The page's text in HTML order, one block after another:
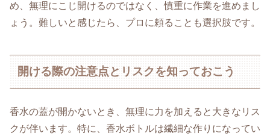
め、無理にこじ開けるのではなく、慎重に作業を進めまし
ょう。難しいと感じたら、プロに頼ることも選択肢です。
開ける際の注意点とリスクを知っておこう
香水の蓋が開かないとき、無理に力を加えると大きなリス
クが伴います。特に、香水ボトルは繊細な作りになってい